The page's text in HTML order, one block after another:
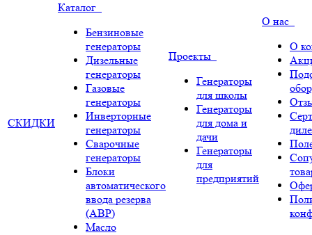
СКИДКИ
Каталог
Бензиновые
генераторы
Дизельные
генераторы
Газовые
генераторы
Инверторные
генераторы
Сварочные
генераторы
Блоки
автоматического
ввода резерва
(АВР)
Масло
Проекты
Генераторы
для школы
Генераторы
для дома и
дачи
Генераторы
для
предприятий
О нас
О